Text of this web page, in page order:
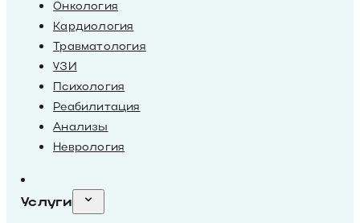
Онкология
Кардиология
Травматология
УЗИ
Психология
Реабилитация
Анализы
Неврология
Услуги